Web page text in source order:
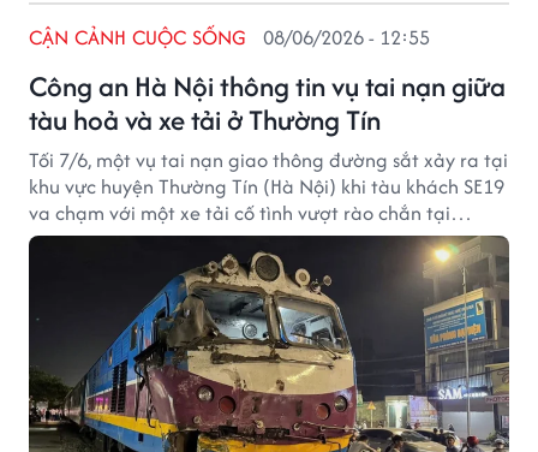
Công an Hà Nội thông tin vụ tai nạn giữa
tàu hoả và xe tải ở Thường Tín
CẬN CẢNH CUỘC SỐNG 08/06/2026 - 12:55
Tối 7/6, một vụ tai nạn giao thông đường sắt xảy ra tại
khu vực huyện Thường Tín (Hà Nội) khi tàu khách SE19
va chạm với một xe tải cố tình vượt rào chắn tại
đường ngang dân sinh.